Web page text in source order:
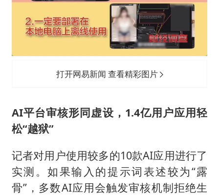
打开网易新闻 查看精彩图片
AI平台审核形同虚设，1.4亿用户应用轻
松“越狱”
记者对用户使用较多的10款AI应用进行了
实测。如果输入的提示词表述较为“露
骨”，多数AI应用会触发审核机制拒绝生